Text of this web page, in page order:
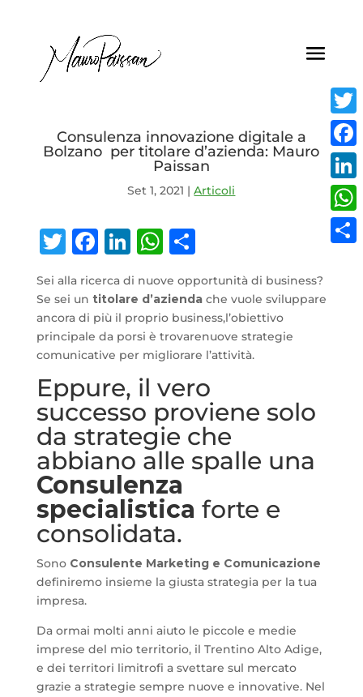
Consulenza innovazione digitale a
Bolzano per titolare d’azienda: Mauro
Paissan
Set 1, 2021 |Articoli
Twitter
Facebook
LinkedIn
WhatsApp
Condividi
Sei alla ricerca di nuove opportunità di business?
Se sei un titolare d’aziendache vuole sviluppare
ancora di più il proprio business,l’obiettivo
principale da porsi è trovarenuove strategie
comunicative per migliorare l’attività.
Eppure, il vero
successo proviene solo
da strategie che
abbiano alle spalle una
Consulenza
specialistica forte e
consolidata.
Sono Consulente Marketing e Comunicazione
definiremo insieme la giusta strategia per la tua
impresa.
Da ormai molti anni aiuto le piccole e medie
imprese del mio territorio, il Trentino Alto Adige,
e dei territori limitrofi a svettare sul mercato
grazie a strategie sempre nuove e innovative. Nel